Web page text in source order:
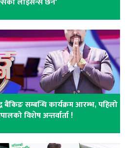
सम्बन्धि कार्यक्रम आरम्भ, पहिलो
विशेष अन्तर्वार्ता !